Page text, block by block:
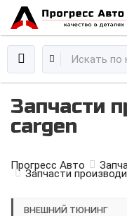
Запчасти
cargen
Прогресс Авто
Запчасти
ВНЕШНИЙ ТЮНИНГ